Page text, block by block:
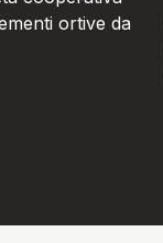
ortive da